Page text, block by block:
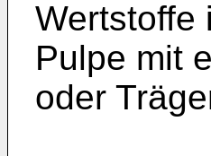
Wertstoffe
Pulpe mit
oder